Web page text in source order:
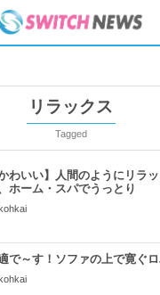
リラックス
Tagged
かわいい】人間のようにリラ
ホーム・スパでうっとり
で～す！ソファの上で寛ぐ